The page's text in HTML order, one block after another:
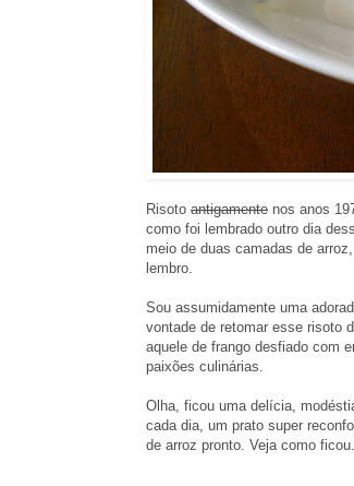
Risoto antigamente nos anos
como foi lembrado outro dia
meio de duas camadas de
lembro.
Sou assumidamente uma
vontade de retomar esse risoto
aquele de frango desfiado com
paixões culinárias.
Olha, ficou uma delícia,
cada dia, um prato super
de arroz pronto. Veja como ficou.